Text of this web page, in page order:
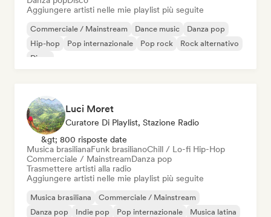
Aggiungere artisti nelle mie playlist più seguite
Commerciale / Mainstream Dance music
Danza pop
Hip-hop
Pop internazionale Pop rock
Rock alternativo
Disco
Luci Moret
Curatore Di Playlist, Stazione Radio
&gt; 800 risposte date
Musica brasilianaFunk brasilianoChill / Lo-fi Hip-Hop
Commerciale / MainstreamDanza pop
Trasmettere artisti alla radio
Aggiungere artisti nelle mie playlist più seguite
Musica brasiliana
Commerciale / Mainstream
Danza pop
Indie pop Pop internazionale
Musica latina